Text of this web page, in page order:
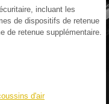
incluant les
de dispositifs de retenue
de retenue supplémentaire.
d'air